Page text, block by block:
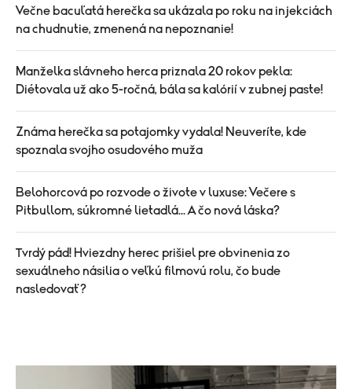
Večne bacuľatá herečka sa ukázala po roku na injekciách
na chudnutie, zmenená na nepoznanie!
Manželka slávneho herca priznala 20 rokov pekla:
Diétovala už ako 5-ročná, bála sa kalórií v zubnej paste!
Známa herečka sa potajomky vydala! Neuveríte, kde
spoznala svojho osudového muža
Belohorcová po rozvode o živote v luxuse: Večere s
Pitbullom, súkromné lietadlá... A čo nová láska?
Tvrdý pád! Hviezdny herec prišiel pre obvinenia zo
sexuálneho násilia o veľkú filmovú rolu, čo bude
nasledovať?